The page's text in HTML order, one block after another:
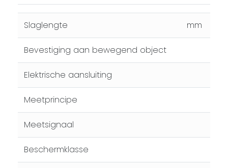
Slaglengte mm
Bevestiging aan bewegend object
Elektrische aansluiting
Meetprincipe
Meetsignaal
Beschermklasse